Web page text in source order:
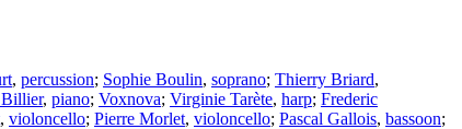
, percussion; Sophie Boulin, soprano; Thierry Briard,
, piano; Voxnova; Virginie Tarète, harp; Frederic
, violoncello; Pierre Morlet, violoncello; Pascal Gallois, bassoon;